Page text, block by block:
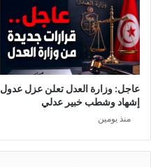
عاجل: وزارة العدل تعلن عزل عدول
إشهاد وشطب خبير عدلي
منذ يومين